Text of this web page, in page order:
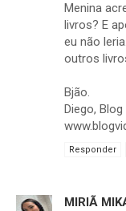
Menina
livros? E
eu não
outros
Bjão.
Diego,
Responder
MIRIÃ